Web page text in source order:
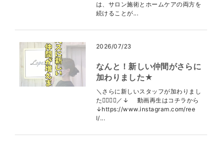
は、サロン施術とホームケアの両方を
続けることが...
2026/07/23
なんと！新しい仲間がさらに
加わりました★
＼さらに新しいスタッフが加わりまし
た👩🏻‍⚕️✨／↓ 動画再生はコチラから
↓https://www.instagram.com/ree
l/...